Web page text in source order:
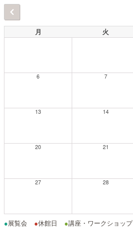
月 火
6 7
13 14
20 21
27 28
●展覧会 ●休館日 ●講座・ワークショップ